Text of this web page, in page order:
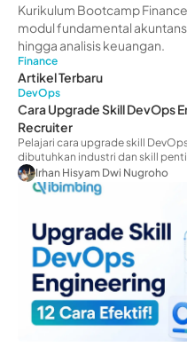
2026: Modul Lengkap &
Kurikulum Bootcamp
modul fundamental
hingga analisis keuangan.
Finance
Artikel Terbaru
DevOps
Cara Upgrade Skill DevOps
Recruiter
Pelajari cara upgrade skill
dibutuhkan industri dan skill
Irhan Hisyam Dwi Nugroho